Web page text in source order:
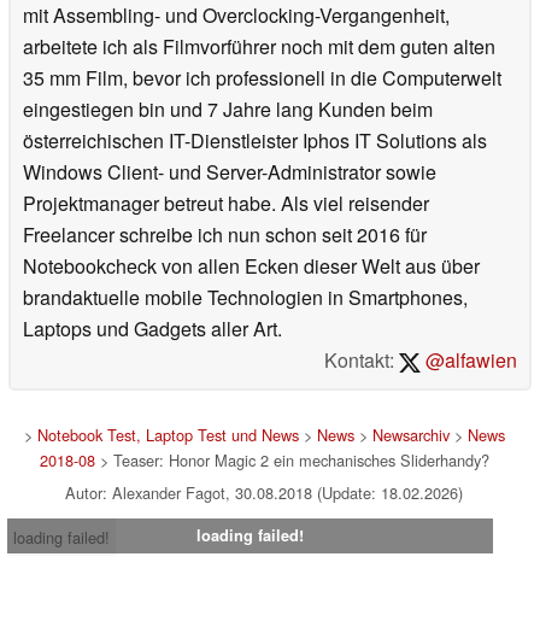
mit Assembling- und Overclocking-Vergangenheit,
arbeitete ich als Filmvorführer noch mit dem guten alten
35 mm Film, bevor ich professionell in die Computerwelt
eingestiegen bin und 7 Jahre lang Kunden beim
österreichischen IT-Dienstleister Iphos IT Solutions als
Windows Client- und Server-Administrator sowie
Projektmanager betreut habe. Als viel reisender
Freelancer schreibe ich nun schon seit 2016 für
Notebookcheck von allen Ecken dieser Welt aus über
brandaktuelle mobile Technologien in Smartphones,
Laptops und Gadgets aller Art.
Kontakt:
@alfawien
> Notebook Test, Laptop Test und News> News> Newsarchiv> News
2018-08> Teaser: Honor Magic 2 ein mechanisches Sliderhandy?
Autor: Alexander Fagot, 30.08.2018 (Update: 18.02.2026)
loading failed!
loading failed!